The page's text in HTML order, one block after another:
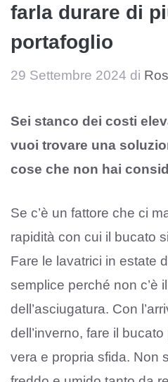
farla durare di
portafoglio
29 Settembre 2024 di
Sei stanco dei costi
vuoi trovare una
cose che non hai
Se c’è un fattore che ci
rapidità con cui il bucato
Fare le lavatrici in estate
semplice perché non c’è
dell’asciugatura. Con
dell’inverno, fare il
vera e propria sfida. Non